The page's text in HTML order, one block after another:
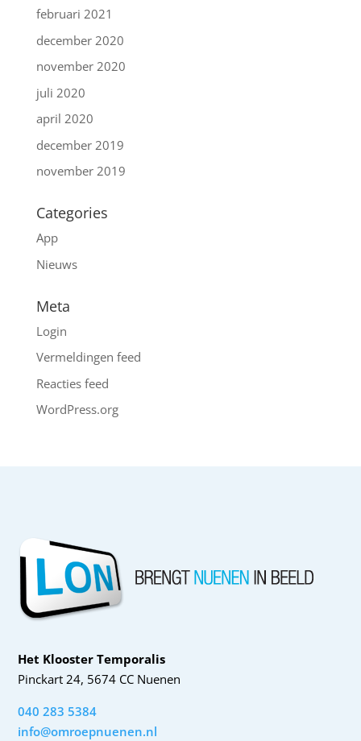
februari 2021
december 2020
november 2020
juli 2020
april 2020
december 2019
november 2019
Categories
App
Nieuws
Meta
Login
Vermeldingen feed
Reacties feed
WordPress.org
Het Klooster Temporalis
Pinckart 24, 5674 CC Nuenen
040 283 5384
info@omroepnuenen.nl